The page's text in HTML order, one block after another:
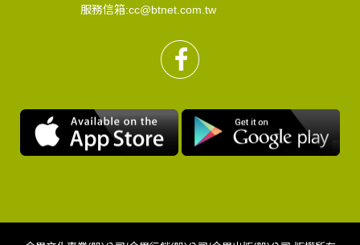
服務信箱:cc@btnet.com.tw